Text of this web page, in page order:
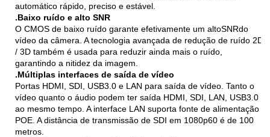
automático rápido, preciso e estável.
.Baixo ruído e alto SNR
O CMOS de baixo ruído garante efetivamente um altoSNRdo
vídeo da câmera. A tecnologia avançada de redução de ruído 2D
/ 3D também é usada para reduzir ainda mais o ruído,
garantindo a nitidez da imagem.
.Múltiplas interfaces de saída de vídeo
Portas HDMI, SDI, USB3.0 e LAN para saída de vídeo. Tanto o
vídeo quanto o áudio podem ter saída HDMI, SDI, LAN, USB3.0
ao mesmo tempo. A interface LAN suporta fonte de alimentação
POE. A distância de transmissão de SDI em 1080p60 é de 100
metros.